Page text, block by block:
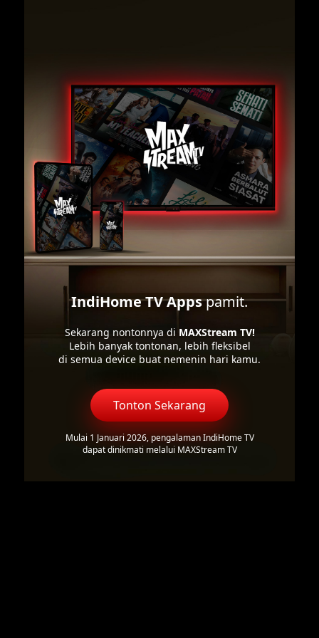
IndiHome TV Appspamit.
Sekarang nontonnya di MAXStream TV!
Lebih banyak tontonan, lebih fleksibel
di semua device buat nemenin hari kamu.
Tonton Sekarang
Mulai 1 Januari 2026, pengalaman IndiHome TV
dapat dinikmati melalui MAXStream TV